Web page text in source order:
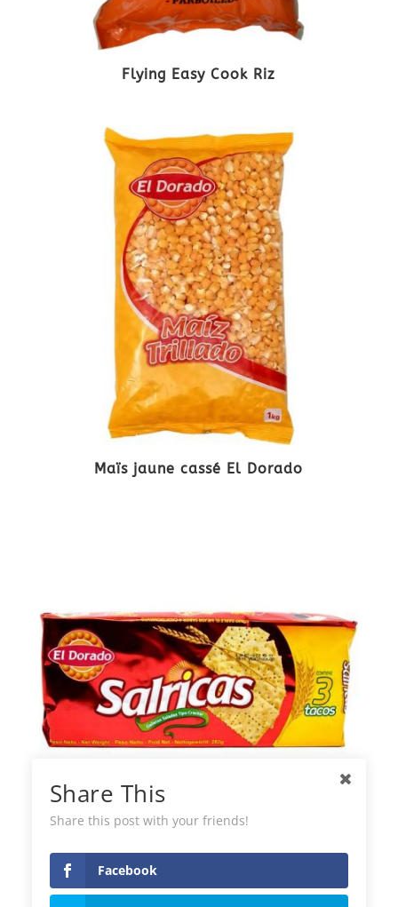
Flying Easy Cook Riz
Maïs jaune cassé El Dorado
Biscuits Salés Salrica El Dorado
Share This
Share this post with your friends!
Facebook